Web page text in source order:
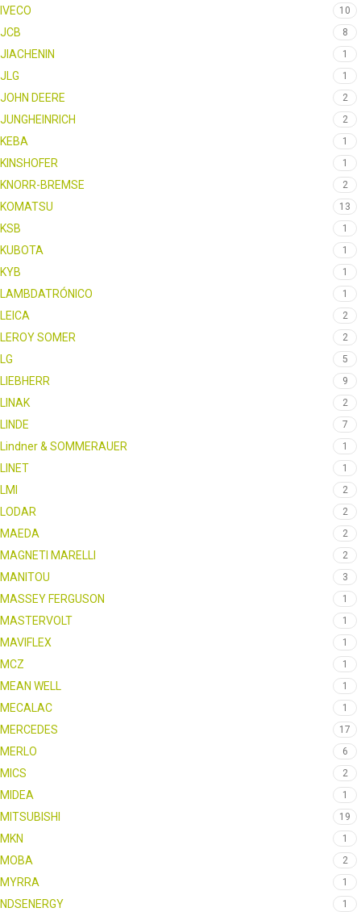
IVECO 10
JCB 8
JIACHENIN 1
JLG 1
JOHN DEERE 2
JUNGHEINRICH 2
KEBA 1
KINSHOFER 1
KNORR-BREMSE 2
KOMATSU 13
KSB 1
KUBOTA 1
KYB 1
LAMBDATRÓNICO 1
LEICA 2
LEROY SOMER 2
LG 5
LIEBHERR 9
LINAK 2
LINDE 7
Lindner & SOMMERAUER 1
LINET 1
LMI 2
LODAR 2
MAEDA 2
MAGNETI MARELLI 2
MANITOU 3
MASSEY FERGUSON 1
MASTERVOLT 1
MAVIFLEX 1
MCZ 1
MEAN WELL 1
MECALAC 1
MERCEDES 17
MERLO 6
MICS 2
MIDEA 1
MITSUBISHI 19
MKN 1
MOBA 2
MYRRA 1
NDSENERGY 1